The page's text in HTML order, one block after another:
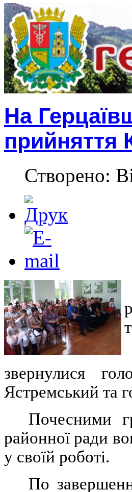
На
прийняття
Створено:
звернулися
Ястремський та
Почесними
районної ради
у своїй роботі.
По